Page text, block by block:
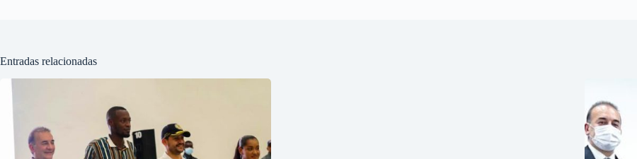
Entradas relacionadas